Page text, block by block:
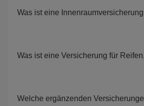
Was ist eine
Was ist eine Versicherung für
Welche ergänzenden